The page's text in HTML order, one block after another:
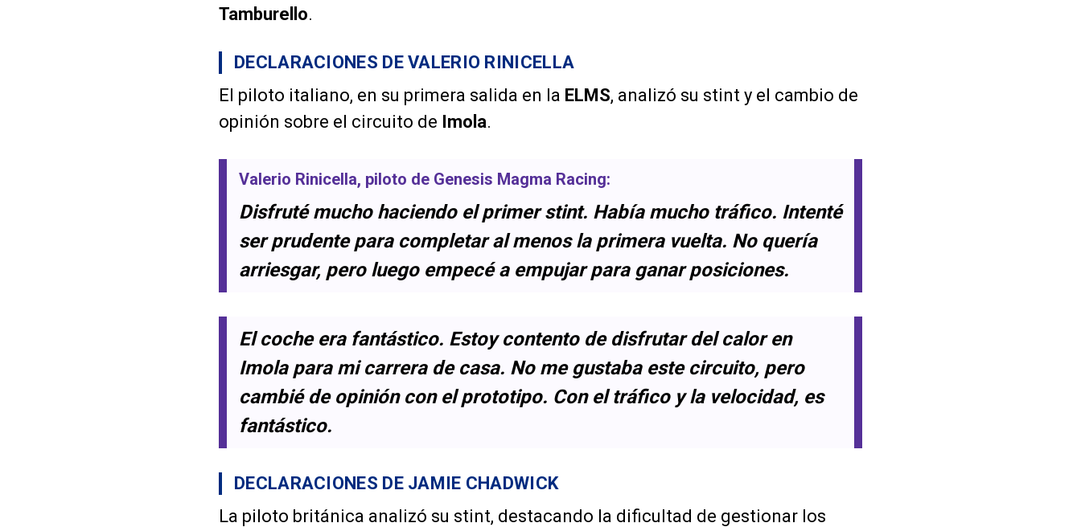
Tamburello.
DECLARACIONES DE VALERIO RINICELLA
El piloto italiano, en su primera salida en la ELMS, analizó su stint y el cambio de
opinión sobre el circuito de Imola.
Valerio Rinicella, piloto de Genesis Magma Racing:
Disfruté mucho haciendo el primer stint. Había mucho tráfico. Intenté
ser prudente para completar al menos la primera vuelta. No quería
arriesgar, pero luego empecé a empujar para ganar posiciones.
El coche era fantástico. Estoy contento de disfrutar del calor en
Imola para mi carrera de casa. No me gustaba este circuito, pero
cambié de opinión con el prototipo. Con el tráfico y la velocidad, es
fantástico.
DECLARACIONES DE JAMIE CHADWICK
La piloto británica analizó su stint, destacando la dificultad de gestionar los